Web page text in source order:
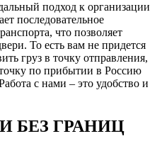
подход к организации
последовательное
что позволяет
То есть вам не придется
груз в точку отправления,
по прибытии в Россию
с нами – это удобство и
БЕЗ ГРАНИЦ